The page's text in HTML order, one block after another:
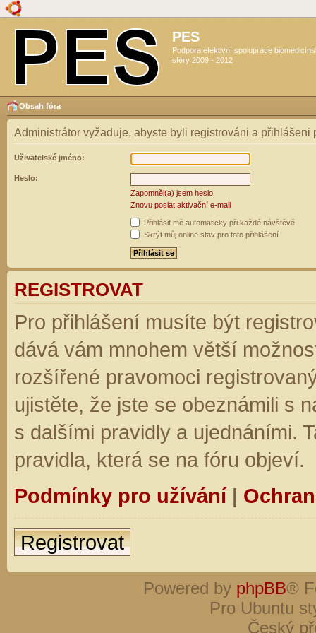
PES
Podpora efektivní spolupráce
sféry 2009 - 2012
Obsah fóra
Administrátor vyžaduje, abyste byli registrováni a přihlášeni
Uživatelské jméno:
Heslo:
Zapomněl(a) jsem heslo
Znovu poslat aktivační e-mail
Přihlásit mě automaticky při každé návštěvě
Skrýt můj online stav pro toto přihlášení
REGISTROVAT
Pro přihlášení musíte být
dává vám mnohem větší
rozšířené pravomoci
ujistěte, že jste se obeznámili s
s dalšími pravidly a ujednáními.
pravidla, která se na fóru objeví.
Podmínky pro užívání|
Registrovat
Powered by phpBB®
Pro Ubuntu
Český